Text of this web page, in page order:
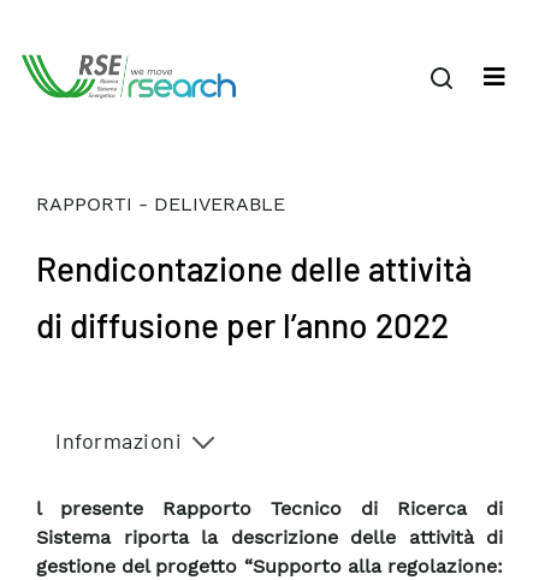
RAPPORTI - DELIVERABLE
Rendicontazione delle attività
di diffusione per l’anno 2022
Informazioni
l presente Rapporto Tecnico di Ricerca di
Sistema riporta la descrizione delle attività di
gestione del progetto “Supporto alla regolazione: